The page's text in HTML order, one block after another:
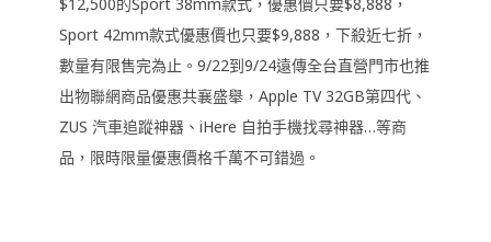
Sport 42mm款式優惠價也只要$9,888，下殺近七折，
數量有限售完為止。9/22到9/24遠傳全台直營門市也推
出物聯網商品優惠共襄盛舉，Apple TV 32GB第四代、
ZUS 汽車追蹤神器、iHere 自拍手機找尋神器…等商
品，限時限量優惠價格千萬不可錯過。